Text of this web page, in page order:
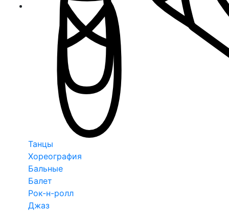
Танцы
Хореография
Бальные
Балет
Рок-н-ролл
Джаз